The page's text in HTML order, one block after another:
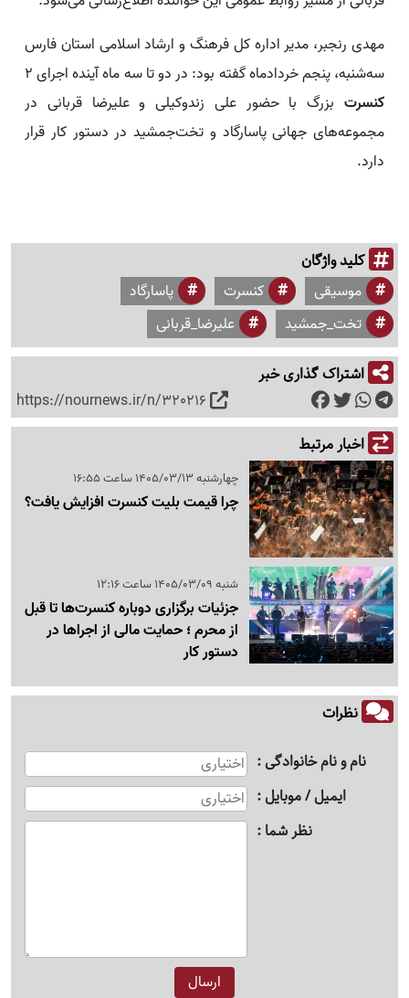
مهدی رنجبر، مدیر اداره کل فرهنگ و ارشاد اسلامی استان فارس
سه‌شنبه، پنجم خردادماه گفته بود: در دو تا سه ماه آینده اجرای ۲
کنسرت بزرگ با حضور علی زندوکیلی و علیرضا قربانی در
مجموعه‌های جهانی پاسارگاد و تخت‌جمشید در دستور کار قرار
دارد.
کلید واژگان
موسیقی کنسرت
پاسارگاد
تخت_جمشید
علیرضا_قربانی
اشتراک گذاری خبر
https://nournews.ir/n/320216
اخبار مرتبط
چهارشنبه 1405/03/13 ساعت 16:55
چرا قیمت بلیت کنسرت‌ افزایش یافت؟
شنبه 1405/03/09 ساعت 12:16
جزئیات برگزاری دوباره کنسرت‌ها تا قبل
از محرم ؛ حمایت مالی از اجراها در
دستور کار
نظرات
نام و نام خانوادگی
ایمیل / موبایل
نظر شما